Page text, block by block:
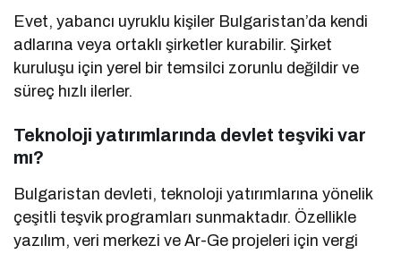
Evet, yabancı uyruklu kişiler Bulgaristan’da kendi
adlarına veya ortaklı şirketler kurabilir. Şirket
kuruluşu için yerel bir temsilci zorunlu değildir ve
süreç hızlı ilerler.
Teknoloji yatırımlarında devlet teşviki var
mı?
Bulgaristan devleti, teknoloji yatırımlarına yönelik
çeşitli teşvik programları sunmaktadır. Özellikle
yazılım, veri merkezi ve Ar-Ge projeleri için vergi